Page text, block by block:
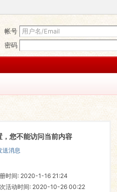
帐号
密码
您不能访问当前内容
送消息
时间: 2020-1-16 21:24
活动时间: 2020-10-26 00:22